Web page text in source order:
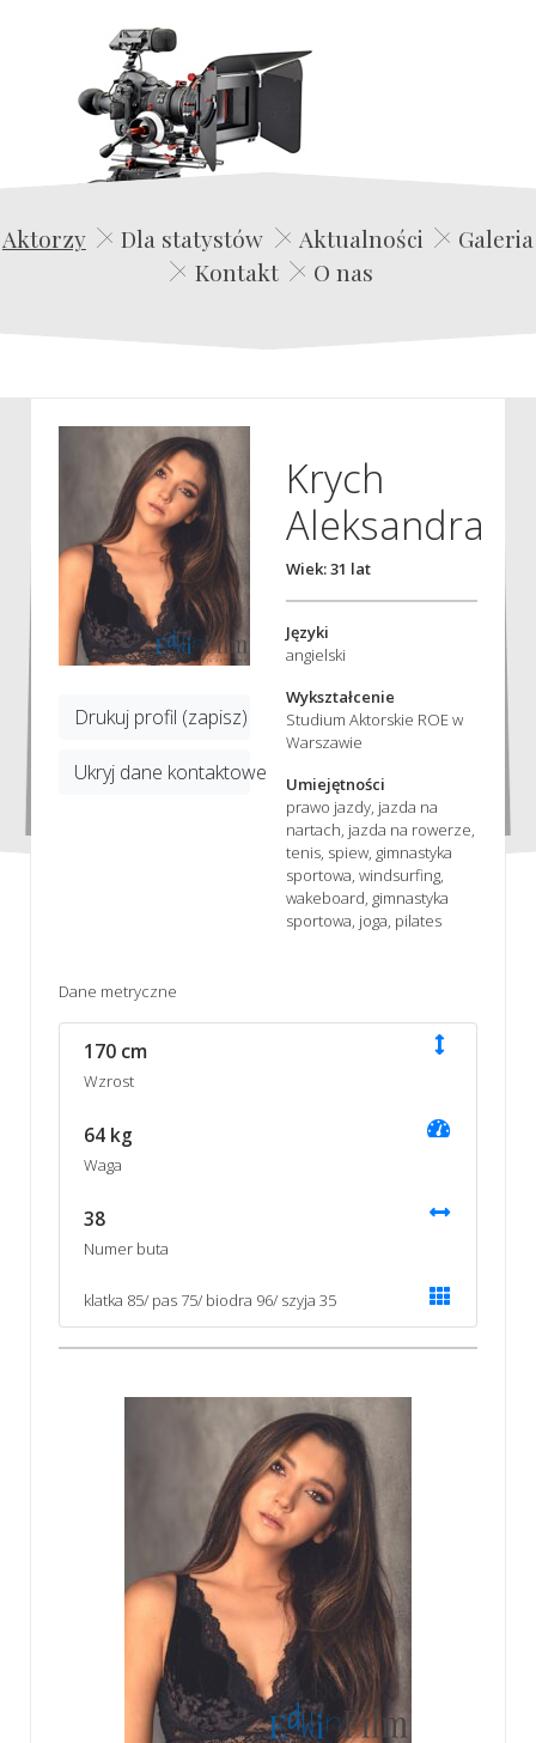
Edwin Film Agencja Aktorska
Aktorzy Dla statystów Aktualności
Galeria
Kontakt
O nas
Drukuj profil (zapisz)
Ukryj dane kontaktowe
Krych
Aleksandra
Wiek: 31 lat
Języki
angielski
Wykształcenie
Studium Aktorskie ROE w
Warszawie
Umiejętności
prawo jazdy, jazda na
nartach, jazda na rowerze,
tenis, spiew, gimnastyka
sportowa, windsurfing,
wakeboard, gimnastyka
sportowa, joga, pilates
Dane metryczne
170 cm
Wzrost
64 kg
Waga
38
Numer buta
klatka 85/ pas 75/ biodra 96/ szyja 35